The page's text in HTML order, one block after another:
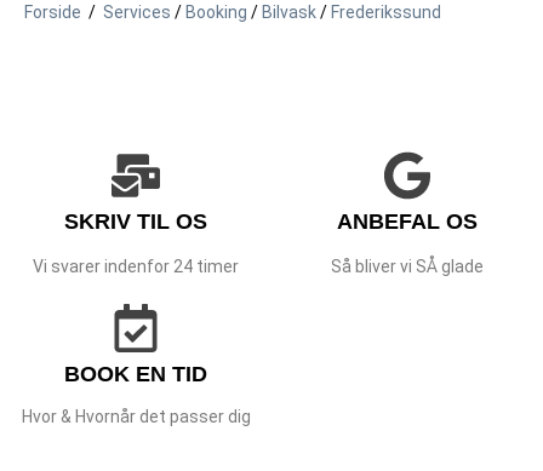
Forside / Services / Booking / Bilvask/ Frederikssund
SKRIV TIL OS
Vi svarer indenfor 24 timer
ANBEFAL OS
Så bliver vi SÅ glade
BOOK EN TID
Hvor & Hvornår det passer dig